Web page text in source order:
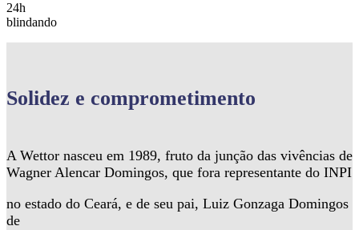
24h
blindando
Solidez e comprometimento
A Wettor nasceu em 1989, fruto da junção das vivências de
Wagner Alencar Domingos, que fora representante do INPI
no estado do Ceará, e de seu pai, Luiz Gonzaga Domingos
de